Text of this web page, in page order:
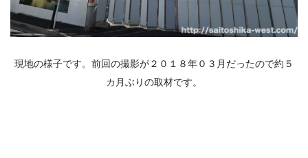
現地の様子です。前回の撮影が２０１８年０３月だったので約５
カ月ぶりの取材です。